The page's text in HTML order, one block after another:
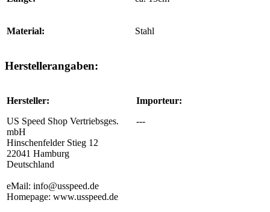
Material: Stahl
Herstellerangaben:
Hersteller:
US Speed Shop Vertriebsges.
mbH
Hinschenfelder Stieg 12
22041 Hamburg
Deutschland
eMail: info@usspeed.de
Homepage: www.usspeed.de
Importeur:
---